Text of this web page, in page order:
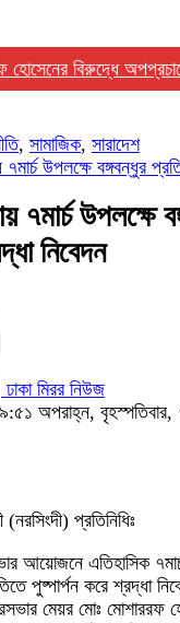
বিরুদ্ধে অপপ্রচারের
, সামাজিক, সারাদেশ
উপলক্ষে বঙ্গবন্ধুর
৭মার্চ উপলক্ষে
নিবেদন
ঢাকা মিরর নিউজ
অপরাহ্ন, বৃহস্পতিবার,
(নরসিংদী) প্রতিনিধিঃ
আয়োজনে এতিহাসিক
পুষ্পার্পন করে শ্রদ্ধা
মেয়র মোঃ মোশাররফ